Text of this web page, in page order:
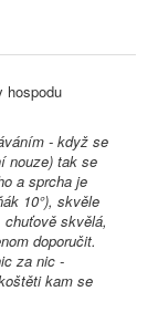
hospodu
- když se
nouze) tak se
a sprcha je
10°), skvěle
skvělá,
doporučit.
za nic -
kam se